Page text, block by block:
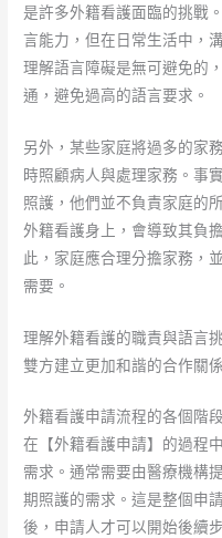
是許多外籍看護面臨的挑戰
言能力，但在日常生活中，
理解語言障礙是無可避免的
通，避免過高的語言要求。
另外，某些家庭將過多的家
時照顧病人與處理家務。事
照護，他們並不負責家庭的
外籍看護身上，會導致其負
此，家庭應合理分擔家務，
需要。
理解外籍看護的職責與語言
雙方建立更加和諧的合作關
外籍看護申請流程的各個階
在【外籍看護申請】的過程
需求。通常需要由醫療機構
期照護的需求。這是整個申
後，申請人才可以開始後續